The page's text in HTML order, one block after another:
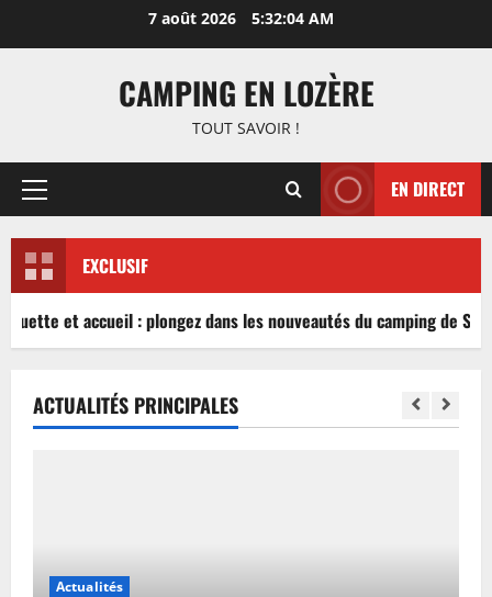
7 août 2026 5:32:04 AM
CAMPING EN LOZÈRE
TOUT SAVOIR !
Menu
EN DIRECT
EXCLUSIF
et accueil : plongez dans les nouveautés du camping de
ACTUALITÉS PRINCIPALES
Actualités